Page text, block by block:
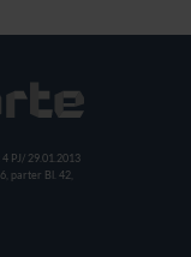
PJ/ 29.01.2013
parter Bl. 42,